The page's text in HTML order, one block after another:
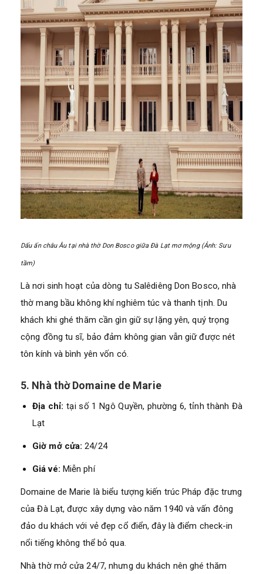
Dấu ấn châu Âu tại nhà thờ Don Bosco giữa Đà Lạt mơ mộng (Ảnh: Sưu
tầm)
Là nơi sinh hoạt của dòng tu Salêdiêng Don Bosco, nhà
thờ mang bầu không khí nghiêm túc và thanh tịnh. Du
khách khi ghé thăm cần gìn giữ sự lặng yên, quý trọng
cộng đồng tu sĩ, bảo đảm không gian vẫn giữ được nét
tôn kính và bình yên vốn có.
5. Nhà thờ Domaine de Marie
Địa chỉ: tại số 1 Ngô Quyền, phường 6, tỉnh thành Đà
Lạt
Giờ mở cửa: 24/24
Giá vé: Miễn phí
Domaine de Marie là biểu tượng kiến trúc Pháp đặc trưng
của Đà Lạt, được xây dựng vào năm 1940 và vấn đông
đảo du khách với vẻ đẹp cổ điển, đây là điểm check-in
nổi tiếng không thể bỏ qua.
Nhà thờ mở cửa 24/7, nhưng du khách nên ghé thăm